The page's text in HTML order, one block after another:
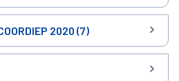
2020 (7)